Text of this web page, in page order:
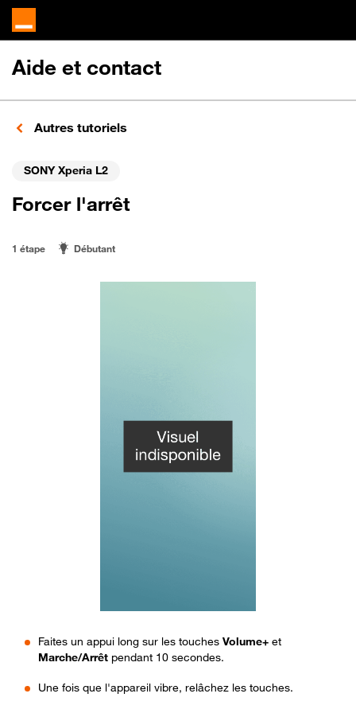
Aide et contact
Autres tutoriels
SONY Xperia L2
Forcer l'arrêt
1 étape Débutant
Faites un appui long sur les touches Volume+ et
Marche/Arrêt pendant 10 secondes.
Une fois que l'appareil vibre, relâchez les touches.